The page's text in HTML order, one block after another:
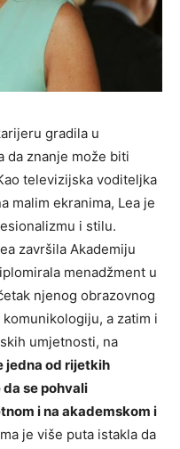
gradila u
da znanje može biti
televizijska voditeljka
malim ekranima, Lea je
i stilu.
završila Akademiju
menadžment u
njenog obrazovnog
a zatim i
umjetnosti, na
jedna od rijetkih
se pohvali
i na akademskom i
je više puta istakla da